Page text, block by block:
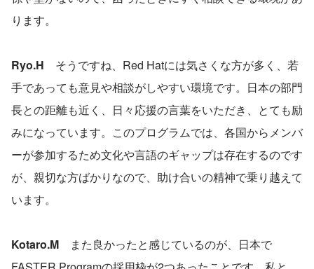
ります。
Ryo.H そうですね、Red Hatには気さくな方が多く、若
手であっても意見や相談がしやすい環境です。日本の部門
長との距離も近く、日々応援の言葉をいただき、とても励
みになっています。このプログラムでは、各国からメンバ
ーが参加するため文化や言語のギャップは存在するのです
が、親切な方ばかりなので、助け合いの精神で乗り越えて
います。
Kotaro.M
また良かったと感じているのが、日本で